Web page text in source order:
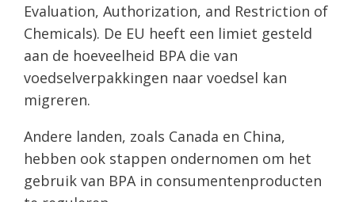
Evaluation, Authorization, and Restriction of
Chemicals). De EU heeft een limiet gesteld
aan de hoeveelheid BPA die van
voedselverpakkingen naar voedsel kan
migreren.
Andere landen, zoals Canada en China,
hebben ook stappen ondernomen om het
gebruik van BPA in consumentenproducten